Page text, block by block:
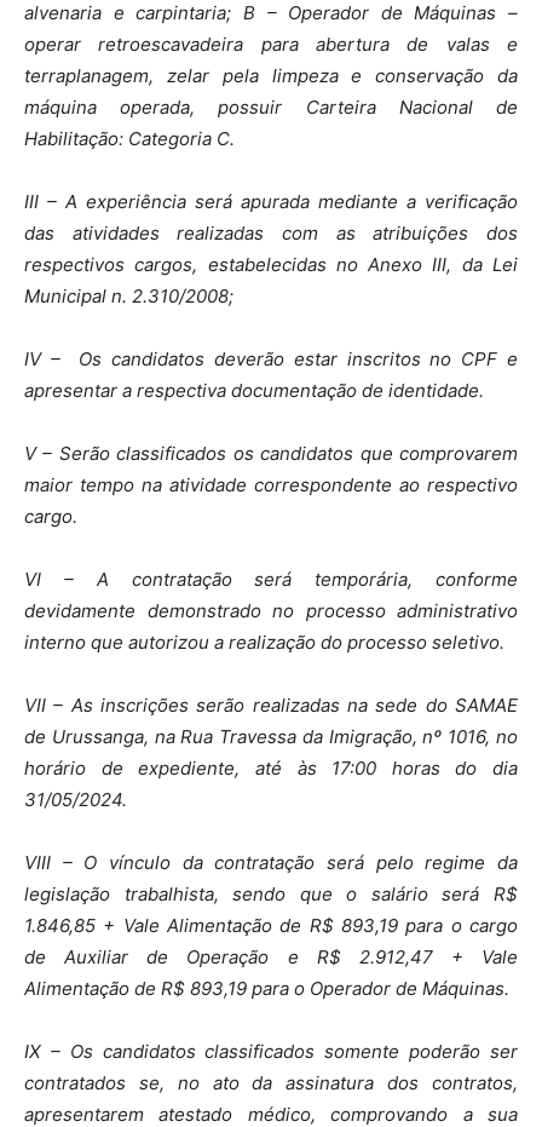
alvenaria e carpintaria; B – Operador de Máquinas –
operar retroescavadeira para abertura de valas e
terraplanagem, zelar pela limpeza e conservação da
máquina operada, possuir Carteira Nacional de
Habilitação: Categoria C.
III – A experiência será apurada mediante a verificação
das atividades realizadas com as atribuições dos
respectivos cargos, estabelecidas no Anexo III, da Lei
Municipal n. 2.310/2008;
IV – Os candidatos deverão estar inscritos no CPF e
apresentar a respectiva documentação de identidade.
V – Serão classificados os candidatos que comprovarem
maior tempo na atividade correspondente ao respectivo
cargo.
VI – A contratação será temporária, conforme
devidamente demonstrado no processo administrativo
interno que autorizou a realização do processo seletivo.
VII – As inscrições serão realizadas na sede do SAMAE
de Urussanga, na Rua Travessa da Imigração, nº 1016, no
horário de expediente, até às 17:00 horas do dia
31/05/2024.
VIII – O vínculo da contratação será pelo regime da
legislação trabalhista, sendo que o salário será R$
1.846,85 + Vale Alimentação de R$ 893,19 para o cargo
de Auxiliar de Operação e R$ 2.912,47 + Vale
Alimentação de R$ 893,19 para o Operador de Máquinas.
IX – Os candidatos classificados somente poderão ser
contratados se, no ato da assinatura dos contratos,
apresentarem atestado médico, comprovando a sua